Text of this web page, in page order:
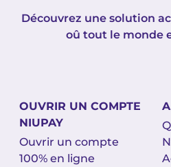
Découvrez une solution
oû tout le monde
OUVRIR UN COMPTE
NIUPAY
Ouvrir un compte
100% en ligne